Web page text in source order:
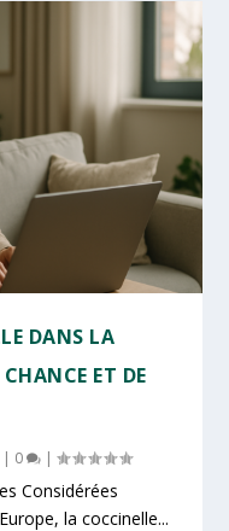
DANS LA
ET DE
| 0 |
Considérées
la coccinelle...